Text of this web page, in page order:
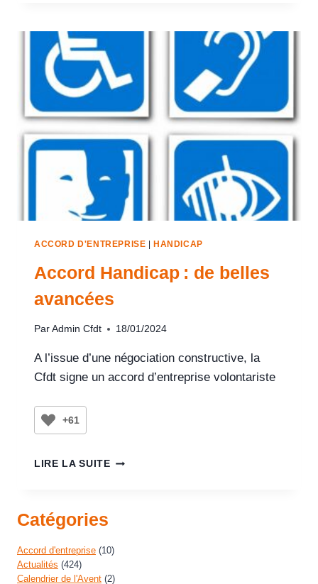
ACCORD D'ENTREPRISE HANDICAP
Accord Handicap : de belles
avancées
Par Admin Cfdt 18/01/2024
A l’issue d’une négociation constructive, la
Cfdt signe un accord d’entreprise volontariste
+61
LIRE LA SUITE
Catégories
Accord d'entreprise (10)
Actualités (424)
Calendrier de l'Avent (2)